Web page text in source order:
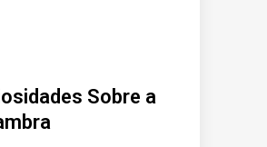
Sobre a